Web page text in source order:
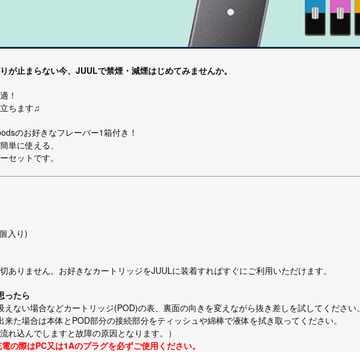
が止まらない今、JUULで禁煙・減煙はじめてみませんか。
！
ちます♫
のお好きなフレーバー1箱付き！
単に使える、
セットです。
入り)
ありません。お好きなカートリッジをJUULに装着すればすぐにご利用いただけます。
ったら
えない場合などカートリッジ(POD)の表、裏面の向きを変えながら抜き差しを試してください。
来た場合は本体とPOD部分の接続部分をティッシュや綿棒で液体を拭き取ってください。
れ込んでしますと故障の原因となります。）
の際はPC又は1Aのプラグを必ずご使用ください。